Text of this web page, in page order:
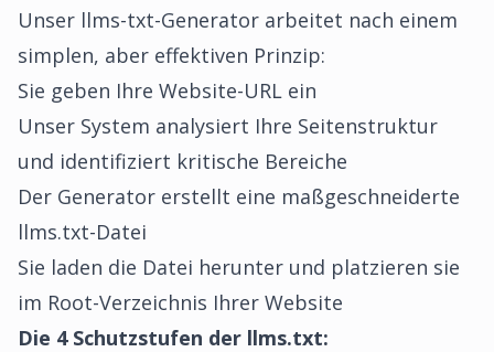
Unser llms-txt-Generator arbeitet nach einem
simplen, aber effektiven Prinzip:
Sie geben Ihre Website-URL ein
Unser System analysiert Ihre Seitenstruktur
und identifiziert kritische Bereiche
Der Generator erstellt eine maßgeschneiderte
llms.txt-Datei
Sie laden die Datei herunter und platzieren sie
im Root-Verzeichnis Ihrer Website
Die 4 Schutzstufen der llms.txt: